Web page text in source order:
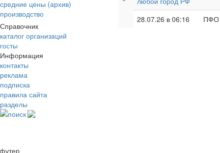
средние цены (архив)
производство
Справочник
каталог организаций
госты
Информация
контакты
реклама
подписка
правила сайта
разделы
поиск
28.07.26 в 06:16
ПФО
футер